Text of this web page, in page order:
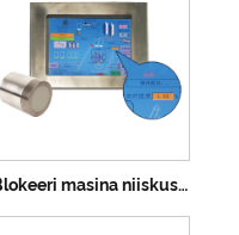
Blokeeri masina niiskusandur